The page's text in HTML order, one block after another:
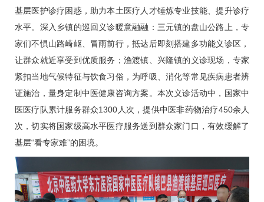
基层医护诊疗困惑，助力本土医疗人才锤炼专业技能、提升诊疗
水平。深入乡镇的巡回义诊暖意融融：三元镇的盘山公路上，专
家们不惧山路崎岖、冒雨前行，抵达后即刻搭建多功能义诊区，
让群众就近享受到优质服务；渔渡镇、兴隆镇的义诊现场，专家
紧扣当地气候特征与饮食习俗，为呼吸、消化等常见疾病患者辨
证施治，量身定制中医健康咨询方案。本次义诊活动中，国家中
医医疗队累计服务群众1300人次，提供中医非药物治疗450余人
次，切实将国家级高水平医疗服务送到群众家门口，有效缓解了
基层“看专家难”的困境。